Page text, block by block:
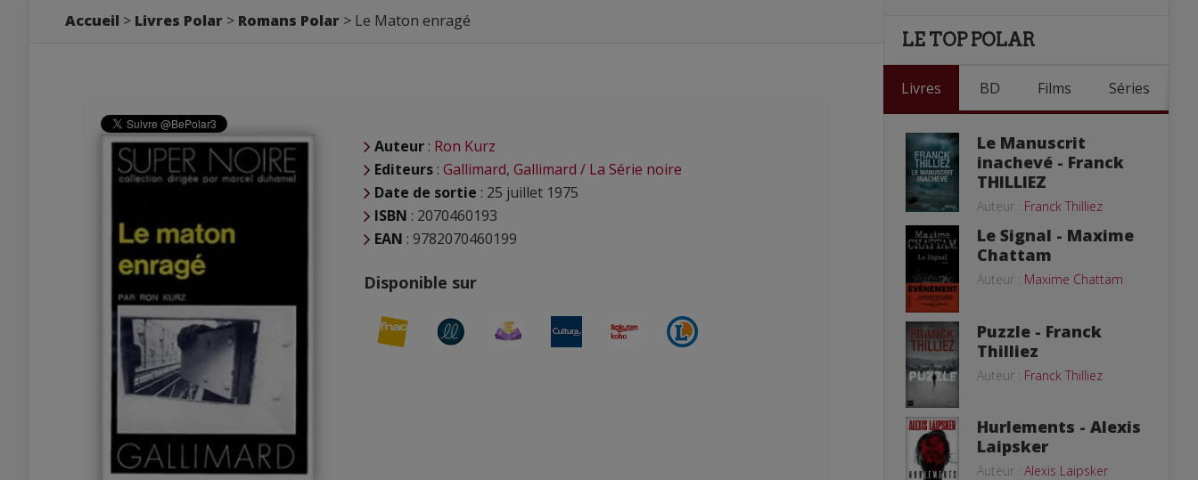
Accueil Livres Polar Romans Polar Le Maton enragé
Auteur : Ron Kurz
Editeurs : Gallimard, Gallimard / La Série noire
Date de sortie : 25 juillet 1975
ISBN : 2070460193
EAN : 9782070460199
Disponible sur
LE TOP POLAR
Livres BD Films Séries
Le Manuscrit
inachevé - Franck
THILLIEZ
Auteur : Franck Thilliez
Le Signal - Maxime
Chattam
Auteur : Maxime Chattam
Puzzle - Franck
Thilliez
Auteur : Franck Thilliez
Hurlements - Alexis
Laipsker
Auteur : Alexis Laipsker